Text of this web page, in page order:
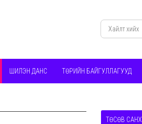
ШИЛЭН ДАНС ТӨРИЙН БАЙГУЛЛАГУУД
ТӨСӨВ САНХҮҮ